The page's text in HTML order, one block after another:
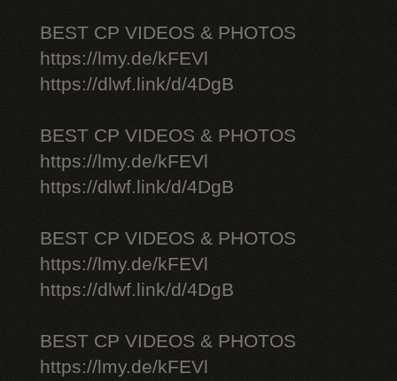
BEST CP VIDEOS & PHOTOS
https://lmy.de/kFEVl
https://dlwf.link/d/4DgB
BEST CP VIDEOS & PHOTOS
https://lmy.de/kFEVl
https://dlwf.link/d/4DgB
BEST CP VIDEOS & PHOTOS
https://lmy.de/kFEVl
https://dlwf.link/d/4DgB
BEST CP VIDEOS & PHOTOS
https://lmy.de/kFEVl